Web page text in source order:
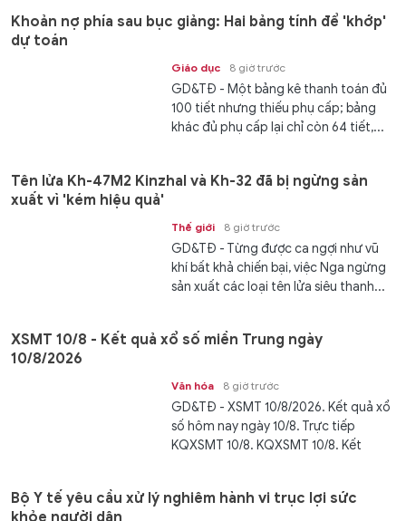
Khoản nợ phía sau bục giảng: Hai bảng tính để 'khớp'
dự toán
Giáo dục 8 giờ trước
GD&TĐ - Một bảng kê thanh toán đủ
100 tiết nhưng thiếu phụ cấp; bảng
khác đủ phụ cấp lại chỉ còn 64 tiết,...
Tên lửa Kh-47M2 Kinzhal và Kh-32 đã bị ngừng sản
xuất vì 'kém hiệu quả'
Thế giới 8 giờ trước
GD&TĐ - Từng được ca ngợi như vũ
khí bất khả chiến bại, việc Nga ngừng
sản xuất các loại tên lửa siêu thanh...
XSMT 10/8 - Kết quả xổ số miền Trung ngày
10/8/2026
Văn hóa 8 giờ trước
GD&TĐ - XSMT 10/8/2026. Kết quả xổ
số hôm nay ngày 10/8. Trực tiếp
KQXSMT 10/8. KQXSMT 10/8. Kết
Bộ Y tế yêu cầu xử lý nghiêm hành vi trục lợi sức